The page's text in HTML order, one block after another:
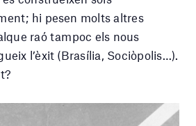
hi pesen molts altres
raó tampoc els nous
l’èxit (Brasília, Sociòpolis…).